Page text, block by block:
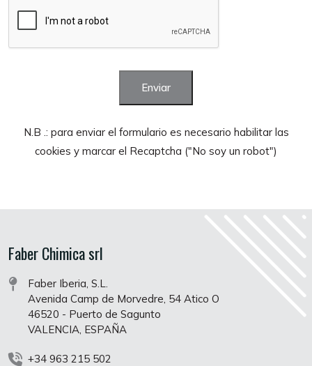
Enviar
N.B .: para enviar el formulario es necesario habilitar las
cookies y marcar el Recaptcha ("No soy un robot")
Faber Chimica srl
Faber Iberia, S.L.
Avenida Camp de Morvedre, 54 Atico O
46520 - Puerto de Sagunto
VALENCIA, ESPAÑA
+34 963 215 502